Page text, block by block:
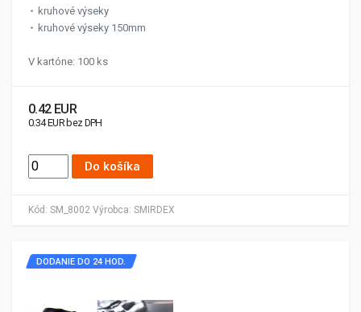
Kód: SM_8002 Výrobca: SMIRDEX
kruhové výseky
kruhové výseky 150mm
V kartóne: 100 ks
0.42 EUR
0.34 EUR bez DPH
Do košíka
DODANIE DO 24 HOD.